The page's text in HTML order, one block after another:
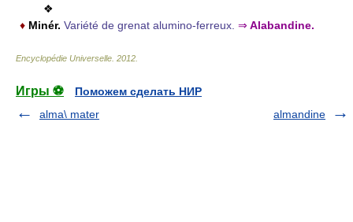
❖
♦ Minér. Variété de grenat alumino-ferreux. ⇒ Alabandine.
Encyclopédie Universelle 2012
Игры ⚽
Поможем сделать НИР
alma\ mater
almandine